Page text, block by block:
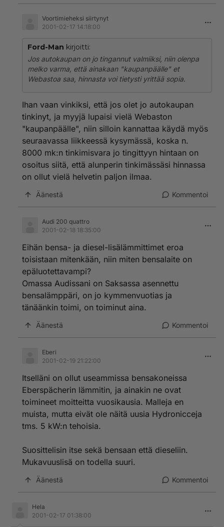
Voortimieheksi siirtynyt
2001-02-17 14:18:00
Ford-Man kirjoitti:
Jos autokaupan on jo tingannut valmiiksi, niin olenpa
melko varma, että ainakaan "kaupanpäälle" et
Webastoa saa, hinnasta voi tietysti yrittää sopia.
Ihan vaan vinkiksi, että jos olet jo autokaupan
tinkinyt, ja myyjä lupaisi vielä Webaston
"kaupanpäälle", niin silloin kannattaa käydä myös
seuraavassa liikkeessä kysymässä, koska n.
8000 mk:n tinkimisvara jo tingittyyn hintaan on
osoitus siitä, että alunperin tinkimässäsi hinnassa
on ollut vielä helvetin paljon ilmaa.
Äänestä Kommentoi
Audi 200 quattro
2001-02-18 18:35:00
Eihän bensa- ja diesel-lisälämmittimet eroa
toisistaan mitenkään, niin miten bensalaite on
epäluotettavampi?
Omassa Audissani on Saksassa asennettu
bensalämppäri, on jo kymmenvuotias ja
tänäänkin toimi, on toiminut aina.
Äänestä Kommentoi
Eberi
2001-02-19 21:22:00
Itselläni on ollut useammissa bensakoneissa
Eberspächerin lämmitin, ja ainakin ne ovat
toimineet moitteitta vuosikausia. Malleja en
muista, mutta eivät ole näitä uusia Hydronicceja
tms. 5 kW:n tehoisia.
Suosittelisin itse sekä bensaan että dieseliin.
Mukavuuslisä on todella suuri.
Äänestä Kommentoi
Hela
2001-02-17 01:38:00